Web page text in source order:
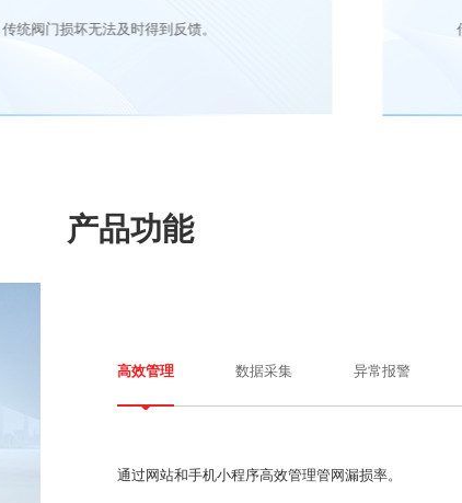
传统阀门损坏无法及时得到反馈。
产品功能
高效管理 数据采集 异常报警
通过网站和手机小程序高效管理管网漏损率。